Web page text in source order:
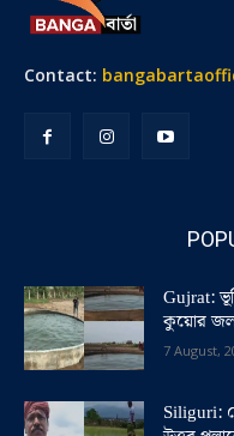
Contact:
Gujrat:
কুয়োর
7 August,
Siliguri: